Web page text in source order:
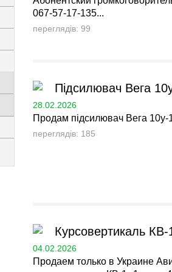
067-57-17-135...
переглядів: 99
Підсилювач Вега
28.02.2026
Продам підсилювач Вега
переглядів: 185
Курсовертикаль КВ-
04.02.2026
Продаем только в Украине